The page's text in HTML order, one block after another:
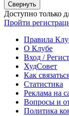
Свернуть
Доступно только
Пройти
Правила
О Клубе
Вход /
ХудСовет
Как
Статистика
Реклама на
Вопросы и
Политика